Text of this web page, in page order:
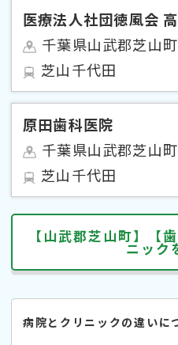
医療法人社団徳風会
千葉県山武郡芝山
芝山千代田
原田歯科医院
千葉県山武郡芝山
芝山千代田
【山武郡芝山町】【
ニック
病院とクリニックの違いに